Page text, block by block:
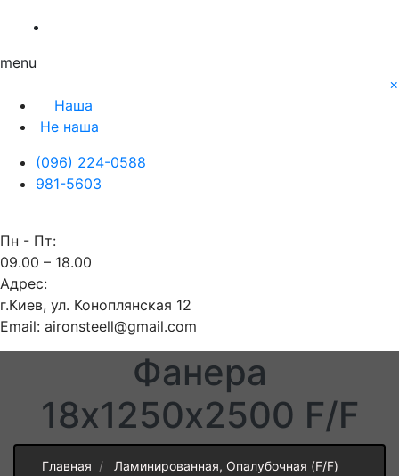
menu
×
Наша
Не наша
(096) 224-0588
981-5603
Пн - Пт:
09.00 – 18.00
Адрес:
г.Киев, ул. Коноплянская 12
Email: aironsteell@gmail.com
Фанера
18х1250х2500 F/F
Главная
Ламинированная, Опалубочная (F/F)